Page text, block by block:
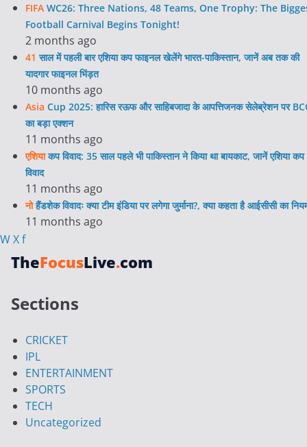
FIFA WC26: Three Nations, 48 Teams, One Trophy: The
Football Carnival Begins Tonight!
2 months ago
41 साल में पहली बार एशिया कप फाइनल खेलेंगे भारत-पाकिस्तान, जानें अब तक की
यादगार फाइनल भिंड़त
10 months ago
Asia Cup 2025: हारिस रऊफ और साहिबजादा के आपत्तिजनक सेलेब्रेशन पर
का बड़ा एक्शन
11 months ago
एशियाकप विवाद: 35 साल पहले भी पाकिस्तान ने किया था बायकाट, जानें एशिया
विवाद
11 months ago
नोहैंडशेक विवादः क्या टीम इंडिया पर लगेगा जुर्माना?, क्या कहता है आईसीसी का
11 months ago
WXf
TheFocusLive.com
Sections
CRICKET
IPL
ENTERTAINMENT
SPORTS
TECH
Uncategorized